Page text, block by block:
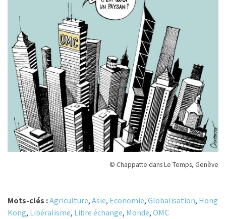
© Chappatte dans Le Temps, Genève
Mots-clés :Agriculture, Asie, Economie, Globalisation, Hong
Kong, Libéralisme, Libre échange, Monde, OMC